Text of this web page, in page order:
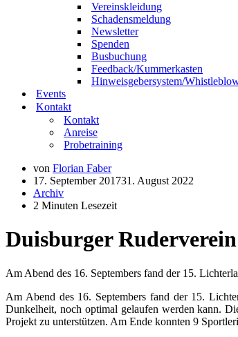
Vereinskleidung
Schadensmeldung
Newsletter
Spenden
Busbuchung
Feedback/Kummerkasten
Hinweisgebersystem/
Events
Kontakt
Kontakt
Anreise
Probetraining
von Florian Faber
17. September 201731. August 2022
Archiv
2 Minuten Lesezeit
Duisburger
Am Abend des 16. Septembers fand der 15.
​Am Abend des 16. Septembers fand der 15.
Dunkelheit, noch optimal gelaufen werden kann.
Projekt zu unterstützen. Am Ende konnten 9